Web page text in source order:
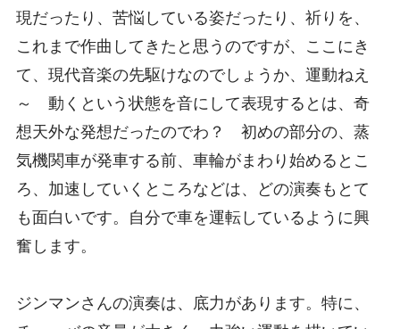
現だったり、苦悩している姿だったり、祈りを、
これまで作曲してきたと思うのですが、ここにき
て、現代音楽の先駆けなのでしょうか、運動ねえ
～ 動くという状態を音にして表現するとは、奇
想天外な発想だったのでわ？ 初めの部分の、蒸
気機関車が発車する前、車輪がまわり始めるとこ
ろ、加速していくところなどは、どの演奏もとて
も面白いです。自分で車を運転しているように興
奮します。
ジンマンさんの演奏は、底力があります。特に、